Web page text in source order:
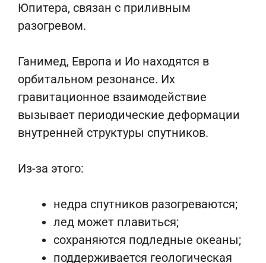
Юпитера, связан с приливным
разогревом.
Ганимед, Европа и Ио находятся в
орбитальном резонансе. Их
гравитационное взаимодействие
вызывает периодические деформации
внутренней структуры спутников.
Из-за этого:
недра спутников разогреваются;
лед может плавиться;
сохраняются подледные океаны;
поддерживается геологическая